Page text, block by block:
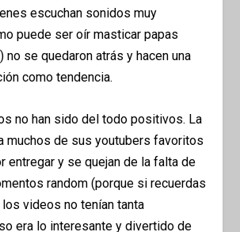
escuchan sonidos muy
puede ser oír masticar papas
no se quedaron atrás y hacen una
como tendencia.
no han sido del todo positivos. La
muchos de sus youtubers favoritos
entregar y se quejan de la falta de
random (porque si recuerdas
videos no tenían tanta
era lo interesante y divertido de